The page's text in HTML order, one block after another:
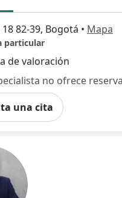
82-39, Bogotá • Mapa
particular
de valoración
una cita